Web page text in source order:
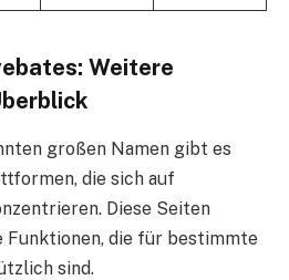
Weitere
großen Namen gibt es
die sich auf
Diese Seiten
Funktionen, die für bestimmte
sind.